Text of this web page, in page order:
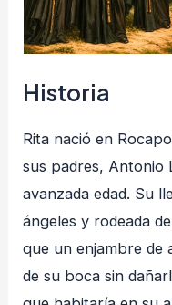
Historia
Rita nació en
sus padres, Antonio
avanzada edad. Su
ángeles y rodeada
que un enjambre de
de su boca sin